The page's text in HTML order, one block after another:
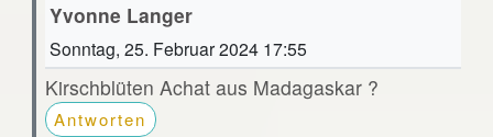
Yvonne Langer
Sonntag, 25. Februar 2024 17:55
Kirschblüten Achat aus Madagaskar ?
Antworten